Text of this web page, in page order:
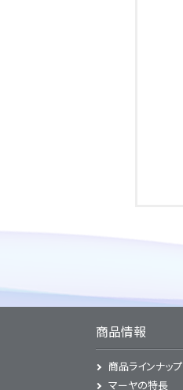
商品情報
商品ラインナップ
マーヤの特長